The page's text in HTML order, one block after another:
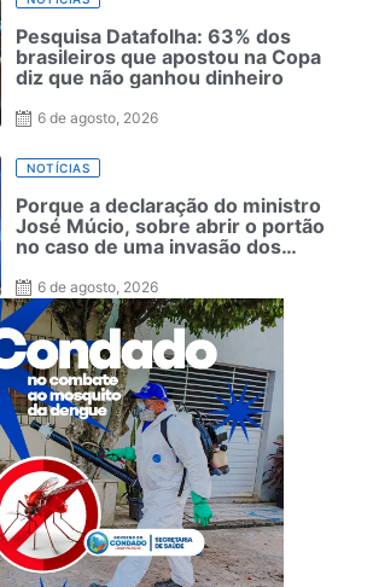
Pesquisa Datafolha: 63% dos
brasileiros que apostou na Copa
diz que não ganhou dinheiro
6 de agosto, 2026
NOTÍCIAS
Porque a declaração do ministro
José Múcio, sobre abrir o portão
no caso de uma invasão dos
alerta sobre o Brasil na América
dos Sul
6 de agosto, 2026